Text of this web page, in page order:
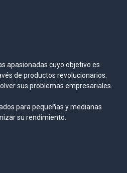
apasionadas cuyo objetivo es
de productos revolucionarios.
sus problemas empresariales.
para pequeñas y medianas
su rendimiento.